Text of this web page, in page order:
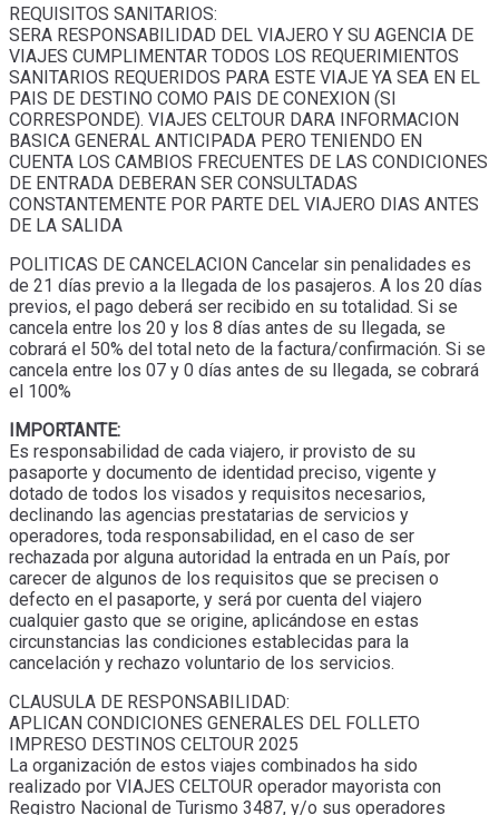
REQUISITOS SANITARIOS:
SERA RESPONSABILIDAD DEL VIAJERO Y SU AGENCIA DE
VIAJES CUMPLIMENTAR TODOS LOS REQUERIMIENTOS
SANITARIOS REQUERIDOS PARA ESTE VIAJE YA SEA EN EL
PAIS DE DESTINO COMO PAIS DE CONEXION (SI
CORRESPONDE). VIAJES CELTOUR DARA INFORMACION
BASICA GENERAL ANTICIPADA PERO TENIENDO EN
CUENTA LOS CAMBIOS FRECUENTES DE LAS CONDICIONES
DE ENTRADA DEBERAN SER CONSULTADAS
CONSTANTEMENTE POR PARTE DEL VIAJERO DIAS ANTES
DE LA SALIDA
POLITICAS DE CANCELACION Cancelar sin penalidades es
de 21 días previo a la llegada de los pasajeros. A los 20 días
previos, el pago deberá ser recibido en su totalidad. Si se
cancela entre los 20 y los 8 días antes de su llegada, se
cobrará el 50% del total neto de la factura/confirmación. Si se
cancela entre los 07 y 0 días antes de su llegada, se cobrará
el 100%
IMPORTANTE:
Es responsabilidad de cada viajero, ir provisto de su
pasaporte y documento de identidad preciso, vigente y
dotado de todos los visados y requisitos necesarios,
declinando las agencias prestatarias de servicios y
operadores, toda responsabilidad, en el caso de ser
rechazada por alguna autoridad la entrada en un País, por
carecer de algunos de los requisitos que se precisen o
defecto en el pasaporte, y será por cuenta del viajero
cualquier gasto que se origine, aplicándose en estas
circunstancias las condiciones establecidas para la
cancelación y rechazo voluntario de los servicios.
CLAUSULA DE RESPONSABILIDAD:
APLICAN CONDICIONES GENERALES DEL FOLLETO
IMPRESO DESTINOS CELTOUR 2025
La organización de estos viajes combinados ha sido
realizado por VIAJES CELTOUR operador mayorista con
Registro Nacional de Turismo 3487, y/o sus operadores